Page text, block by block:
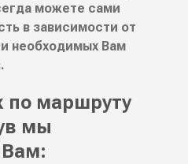
можете сами
в зависимости от
необходимых Вам
по маршруту
мы
Вам: